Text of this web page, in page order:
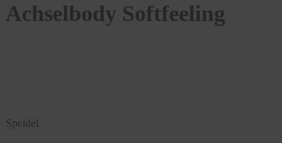
Achselbody Softfeeling
Speidel